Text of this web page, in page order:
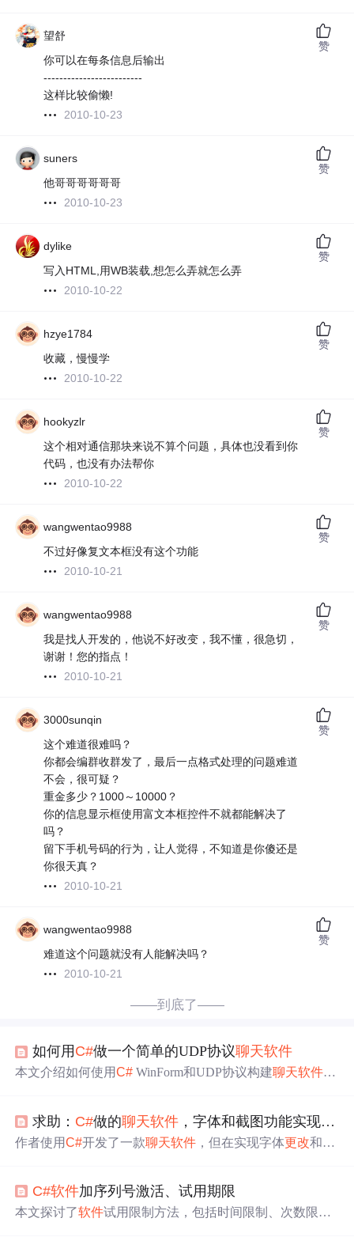
望舒
你可以在每条信息后输出
-------------------------
这样比较偷懒!
2010-10-23
赞
suners
他哥哥哥哥哥哥
2010-10-23
赞
dylike
写入HTML,用WB装载,想怎么弄就怎么弄
2010-10-22
赞
hzye1784
收藏，慢慢学
2010-10-22
赞
hookyzlr
这个相对通信那块来说不算个问题，具体也没看到你
代码，也没有办法帮你
2010-10-22
赞
wangwentao9988
不过好像复文本框没有这个功能
2010-10-21
赞
wangwentao9988
我是找人开发的，他说不好改变，我不懂，很急切，
谢谢！您的指点！
2010-10-21
赞
3000sunqin
这个难道很难吗？
你都会编群收群发了，最后一点格式处理的问题难道
不会，很可疑？
重金多少？1000～10000？
你的信息显示框使用富文本框控件不就都能解决了
吗？
留下手机号码的行为，让人觉得，不知道是你傻还是
你很天真？
2010-10-21
赞
wangwentao9988
难道这个问题就没有人能解决吗？
2010-10-21
赞
——到底了——
如何用 C#做一个简单的UDP协议聊天软件
本文介绍如何使用C# WinForm和UDP协议构建聊天软件，
求助： C#做的聊天软件 ，字体和截图功能实现了，可是传不过去
作者使用C#开发了一款聊天软件 ，但在实现字体更改和截
C#软件加序列号激活、试用期限
本文探讨了软件试用限制方法，包括时间限制、次数限制